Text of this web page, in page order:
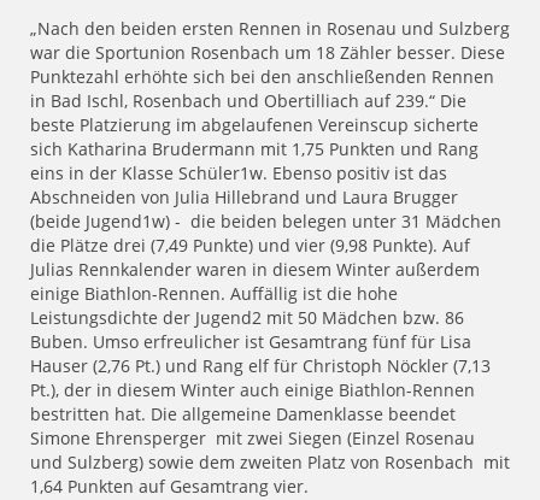
„Nach den beiden ersten Rennen in Rosenau und Sulzberg
war die Sportunion Rosenbach um 18 Zähler besser. Diese
Punktezahl erhöhte sich bei den anschließenden Rennen
in Bad Ischl, Rosenbach und Obertilliach auf 239.“ Die
beste Platzierung im abgelaufenen Vereinscup sicherte
sich Katharina Brudermann mit 1,75 Punkten und Rang
eins in der Klasse Schüler1w. Ebenso positiv ist das
Abschneiden von Julia Hillebrand und Laura Brugger
(beide Jugend1w) - die beiden belegen unter 31 Mädchen
die Plätze drei (7,49 Punkte) und vier (9,98 Punkte). Auf
Julias Rennkalender waren in diesem Winter außerdem
einige Biathlon-Rennen. Auffällig ist die hohe
Leistungsdichte der Jugend2 mit 50 Mädchen bzw. 86
Buben. Umso erfreulicher ist Gesamtrang fünf für Lisa
Hauser (2,76 Pt.) und Rang elf für Christoph Nöckler (7,13
Pt.), der in diesem Winter auch einige Biathlon-Rennen
bestritten hat. Die allgemeine Damenklasse beendet
Simone Ehrensperger mit zwei Siegen (Einzel Rosenau
und Sulzberg) sowie dem zweiten Platz von Rosenbach mit
1,64 Punkten auf Gesamtrang vier.